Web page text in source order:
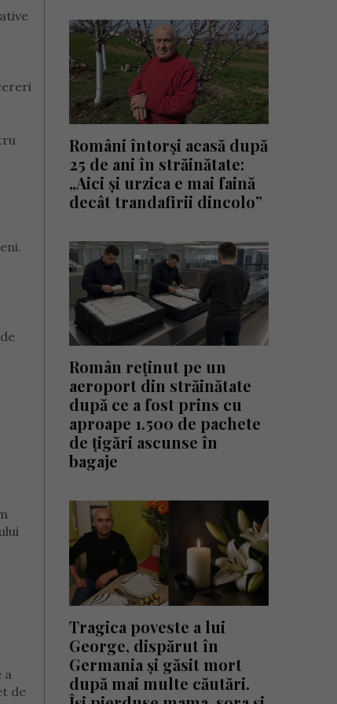
a
de
Români întorși acasă după
25 de ani în străinătate:
„Aici și urzica e mai faină
decât trandafirii dincolo”
Român reținut pe un
aeroport din străinătate
după ce a fost prins cu
aproape 1.500 de pachete
de țigări ascunse în
bagaje
Tragica poveste a lui
George, dispărut în
Germania și găsit mort
după mai multe căutări.